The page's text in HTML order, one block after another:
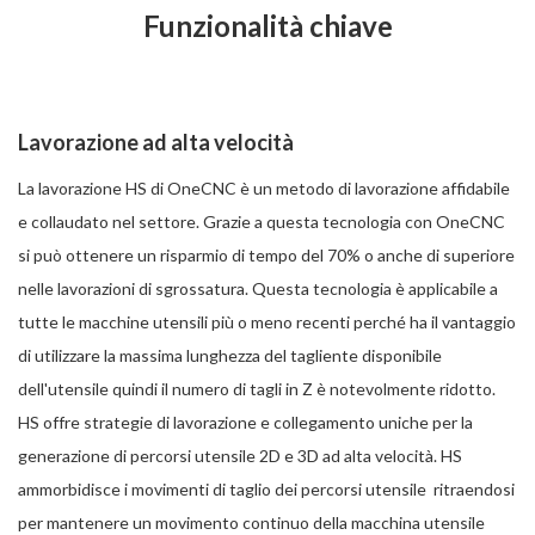
Funzionalità chiave
Lavorazione ad alta velocità
La lavorazione HS di OneCNC è un metodo di lavorazione affidabile
e collaudato nel settore. Grazie a questa tecnologia con OneCNC
si può ottenere un risparmio di tempo del 70% o anche di superiore
nelle lavorazioni di sgrossatura. Questa tecnologia è applicabile a
tutte le macchine utensili più o meno recenti perché ha il vantaggio
di utilizzare la massima lunghezza del tagliente disponibile
dell'utensile quindi il numero di tagli in Z è notevolmente ridotto.
HS offre strategie di lavorazione e collegamento uniche per la
generazione di percorsi utensile 2D e 3D ad alta velocità. HS
ammorbidisce i movimenti di taglio dei percorsi utensile ritraendosi
per mantenere un movimento continuo della macchina utensile